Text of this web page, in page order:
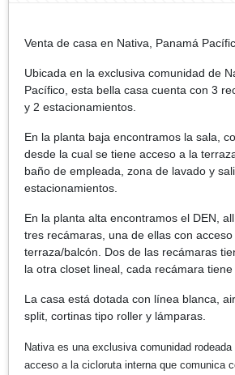
Venta de casa en Nativa, Panamá
Ubicada en la exclusiva comunidad de
Pacífico, esta bella casa cuenta con 3
y 2 estacionamientos.
En la planta baja encontramos la sala,
desde la cual se tiene acceso a la
baño de empleada, zona de lavado y
estacionamientos.
En la planta alta encontramos el DEN,
tres recámaras, una de ellas con acceso
terraza/balcón. Dos de las recámaras
la otra closet lineal, cada recámara tiene
La casa está dotada con línea blanca,
split, cortinas tipo roller y lámparas.
Nativa es una exclusiva comunidad
acceso a la cicloruta interna que comunica